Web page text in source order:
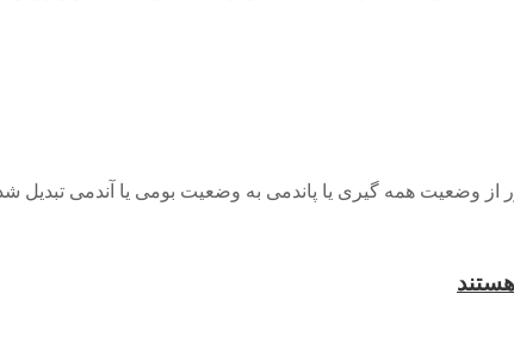
وضعیت همه گیری یا پاندمی به وضعیت بومی یا آندمی تبدیل